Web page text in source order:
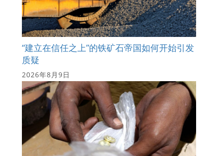
“建立在信任之上”的铁矿石帝国如何开始引发
质疑
2026年8月9日